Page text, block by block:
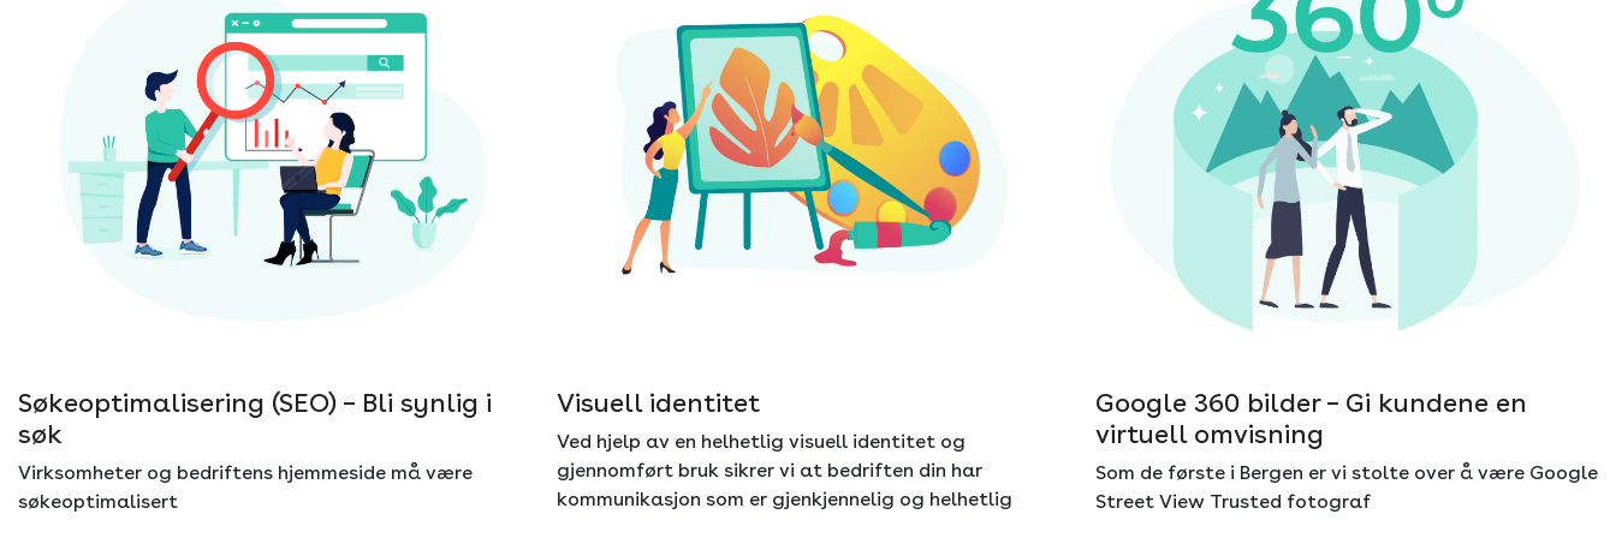
Søkeoptimalisering (SEO) – Bli synlig i
søk
Virksomheter og bedriftens hjemmeside må være
søkeoptimalisert
Visuell identitet
Ved hjelp av en helhetlig visuell identitet og
gjennomført bruk sikrer vi at bedriften din har
kommunikasjon som er gjenkjennelig og helhetlig
Google 360 bilder – Gi kundene en
virtuell omvisning
Som de første i Bergen er vi stolte over å være Google
Street View Trusted fotograf